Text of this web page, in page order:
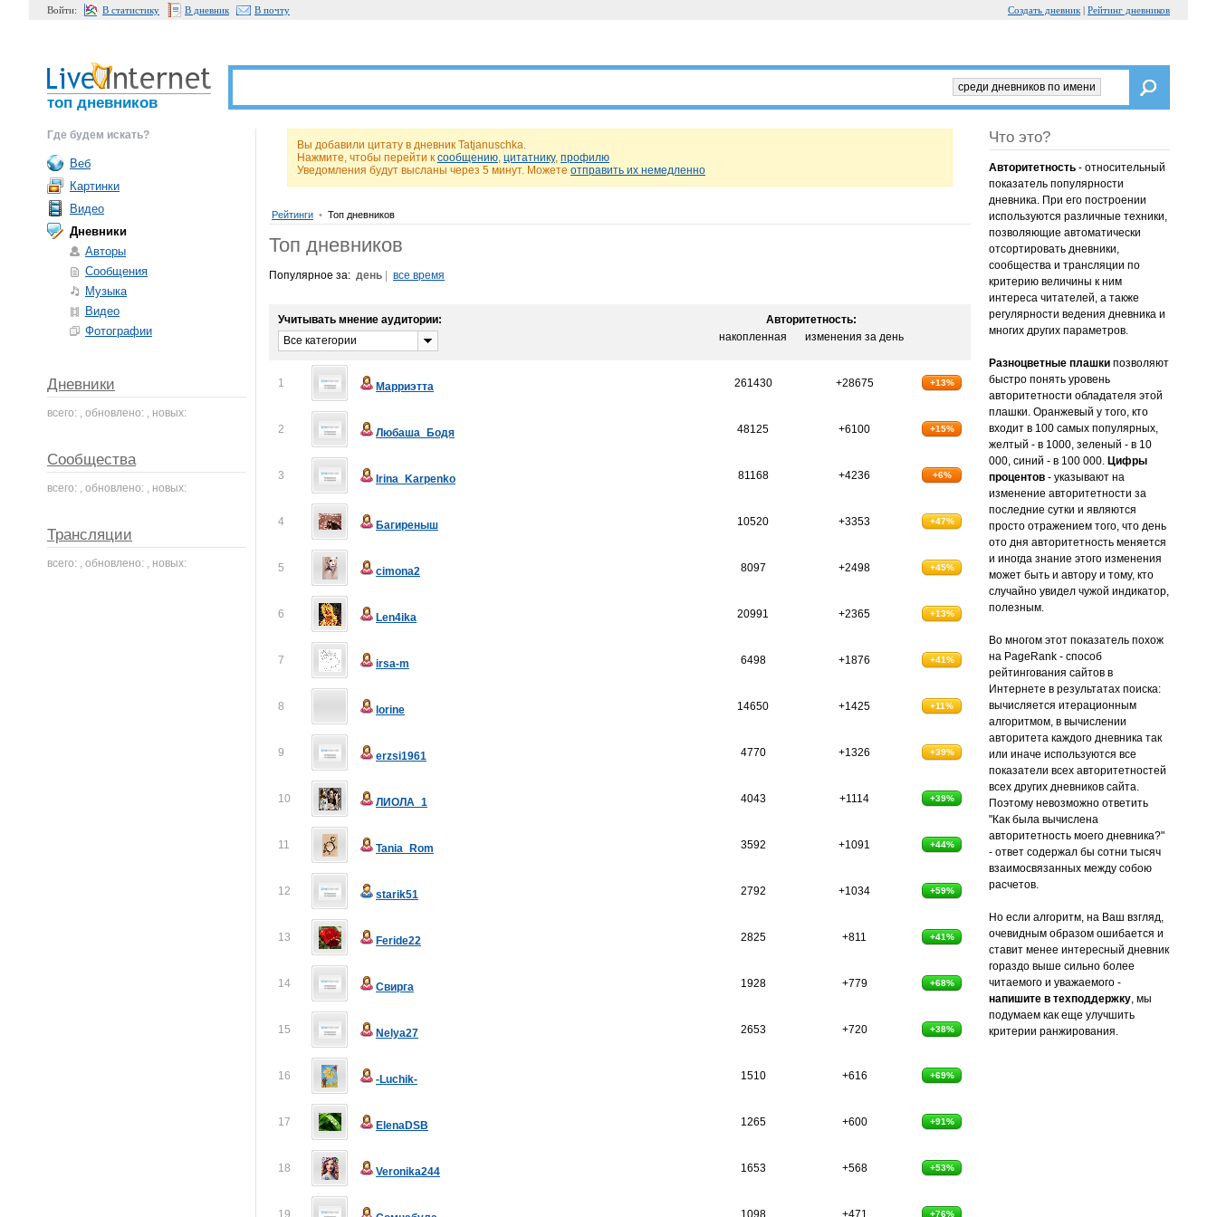
Войти: В статистику В дневник В почту Создать дневник | Рейтинг дневников
среди дневников по имени
топ дневников
Вы добавили цитату в дневник Tatjanuschka.
Нажмите, чтобы перейти к сообщению, цитатнику, профилю
Уведомления будут высланы через 5 минут. Можете отправить их немедленно
Рейтинги • Топ дневников
Топ дневников
Популярное за: день все время
Учитывать мнение аудитории:
Авторитетность:
Все категории
накопленная изменения за день
1 Марриэтта 261430 +28675 +13%
2 Любаша_Бодя 48125 +6100 +15%
3 Irina_Karpenko 81168 +4236 +6%
4 Багиреныш 10520 +3353 +47%
5 cimona2 8097 +2498 +45%
6 Len4ika 20991 +2365 +13%
7 irsa-m 6498 +1876 +41%
8 lorine 14650 +1425 +11%
9 erzsi1961 4770 +1326 +39%
10 ЛИОЛА_1 4043 +1114 +39%
11 Tania_Rom 3592 +1091 +44%
12 starik51 2792 +1034 +59%
13 Feride22 2825 +811 +41%
14 Свирга 1928 +779 +68%
15 Nelya27 2653 +720 +38%
16 -Luchik- 1510 +616 +69%
17 ElenaDSB 1265 +600 +91%
18 Veronika244 1653 +568 +53%
19 1098 +471 +76%
Что это?
Авторитетность - относительный
показатель популярности
дневника. При его построении
используются различные техники,
позволяющие автоматически
отсортировать дневники,
сообщества и трансляции по
критерию величины к ним
интереса читателей, а также
регулярности ведения дневника и
многих других параметров.
Разноцветные плашки позволяют
быстро понять уровень
авторитетности обладателя этой
плашки. Оранжевый у того, кто
входит в 100 самых популярных,
желтый - в 1000, зеленый - в 10
000, синий - в 100 000. Цифры
процентов - указывают на
изменение авторитетности за
последние сутки и являются
просто отражением того, что день
ото дня авторитетность меняется
и иногда знание этого изменения
может быть и автору и тому, кто
случайно увидел чужой индикатор,
полезным.
Во многом этот показатель похож
на PageRank - способ
рейтингования сайтов в
Интернете в результатах поиска:
вычисляется итерационным
алгоритмом, в вычислении
авторитета каждого дневника так
или иначе используются все
показатели всех авторитетностей
всех других дневников сайта.
Поэтому невозможно ответить
"Как была вычислена
авторитетность моего дневника?"
- ответ содержал бы сотни тысяч
взаимосвязанных между собою
расчетов.
Но если алгоритм, на Ваш взгляд,
очевидным образом ошибается и
ставит менее интересный дневник
гораздо выше сильно более
читаемого и уважаемого -
напишите в техподдержку, мы
подумаем как еще улучшить
критерии ранжирования.
Где будем искать?
Веб
Картинки
Видео
Дневники
Авторы
Сообщения
Музыка
Видео
Фотографии
Дневники
всего: , обновлено: , новых:
Сообщества
всего: , обновлено: , новых:
Трансляции
всего: , обновлено: , новых: